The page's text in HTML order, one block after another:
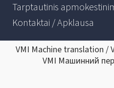
Tarptautinis
Kontaktai / Apklausa
VMI Machine translation
VMI Машинний